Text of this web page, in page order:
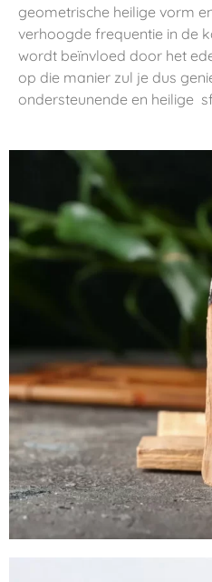
geometrische heilige vorm
verhoogde frequentie in de
wordt beïnvloed door het
op die manier zul je dus
ondersteunende en heilige